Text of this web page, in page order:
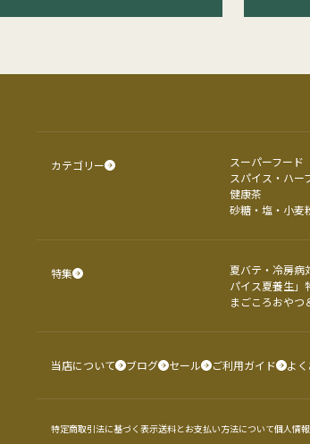
カテゴリー スーパーフード
スパイス・ハー
健康茶
砂糖・塩・小麦
特集
夏バテ・冷房病
パイス夏養生」
まごころおやつ
当店について ブログ セール ご利用ガイド よ
特定商取引法に基づく表示送料とお支払い方法について個人情